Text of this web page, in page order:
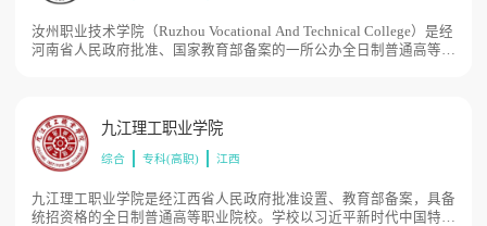
汝州职业技术学院（Ruzhou Vocational And Technical College）是经
河南省人民政府批准、国家教育部备案的一所公办全日制普通高等专
九江理工职业学院
综合 专科(高职) 江西
九江理工职业学院是经江西省人民政府批准设置、教育部备案，具备
统招资格的全日制普通高等职业院校。学校以习近平新时代中国特色